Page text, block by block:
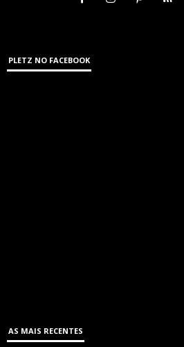
PLETZ NO FACEBOOK
AS MAIS RECENTES